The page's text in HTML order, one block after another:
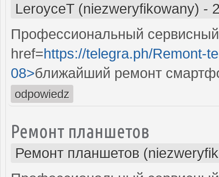
LeroyceT (niezweryfikowany) -
Профессиональный
href=https://telegra.ph/Remont-
08>ближайший ремонт
odpowiedz
Ремонт планшетов
Ремонт планшетов